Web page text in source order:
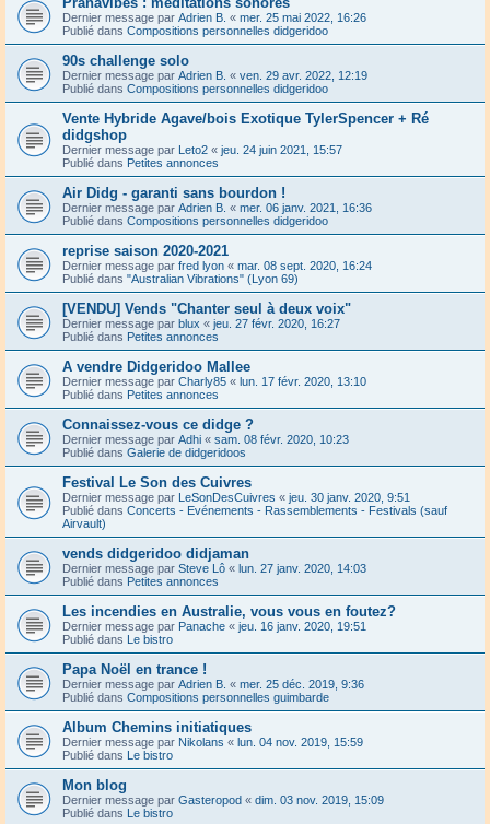
Dernier message par Adrien B. « mer. 25 mai 2022, 16:26
Publié dans Compositions personnelles didgeridoo
90s challenge solo
Dernier message par Adrien B. « ven. 29 avr. 2022, 12:19
Publié dans Compositions personnelles didgeridoo
Vente Hybride Agave/bois Exotique TylerSpencer + Ré
didgshop
Dernier message par Leto2 « jeu. 24 juin 2021, 15:57
Publié dans Petites annonces
Air Didg - garanti sans bourdon !
Dernier message par Adrien B. « mer. 06 janv. 2021, 16:36
Publié dans Compositions personnelles didgeridoo
reprise saison 2020-2021
Dernier message par fred lyon « mar. 08 sept. 2020, 16:24
Publié dans "Australian Vibrations" (Lyon 69)
[VENDU] Vends "Chanter seul à deux voix"
Dernier message par blux « jeu. 27 févr. 2020, 16:27
Publié dans Petites annonces
A vendre Didgeridoo Mallee
Dernier message par Charly85 « lun. 17 févr. 2020, 13:10
Publié dans Petites annonces
Connaissez-vous ce didge ?
Dernier message par Adhi « sam. 08 févr. 2020, 10:23
Publié dans Galerie de didgeridoos
Festival Le Son des Cuivres
Dernier message par LeSonDesCuivres « jeu. 30 janv. 2020, 9:51
Publié dans Concerts - Evénements - Rassemblements - Festivals (sauf
Airvault)
vends didgeridoo didjaman
Dernier message par Steve Lô « lun. 27 janv. 2020, 14:03
Publié dans Petites annonces
Les incendies en Australie, vous vous en foutez?
Dernier message par Panache « jeu. 16 janv. 2020, 19:51
Publié dans Le bistro
Papa Noël en trance !
Dernier message par Adrien B. « mer. 25 déc. 2019, 9:36
Publié dans Compositions personnelles guimbarde
Album Chemins initiatiques
Dernier message par Nikolans « lun. 04 nov. 2019, 15:59
Publié dans Le bistro
Mon blog
Dernier message par Gasteropod « dim. 03 nov. 2019, 15:09
Publié dans Le bistro